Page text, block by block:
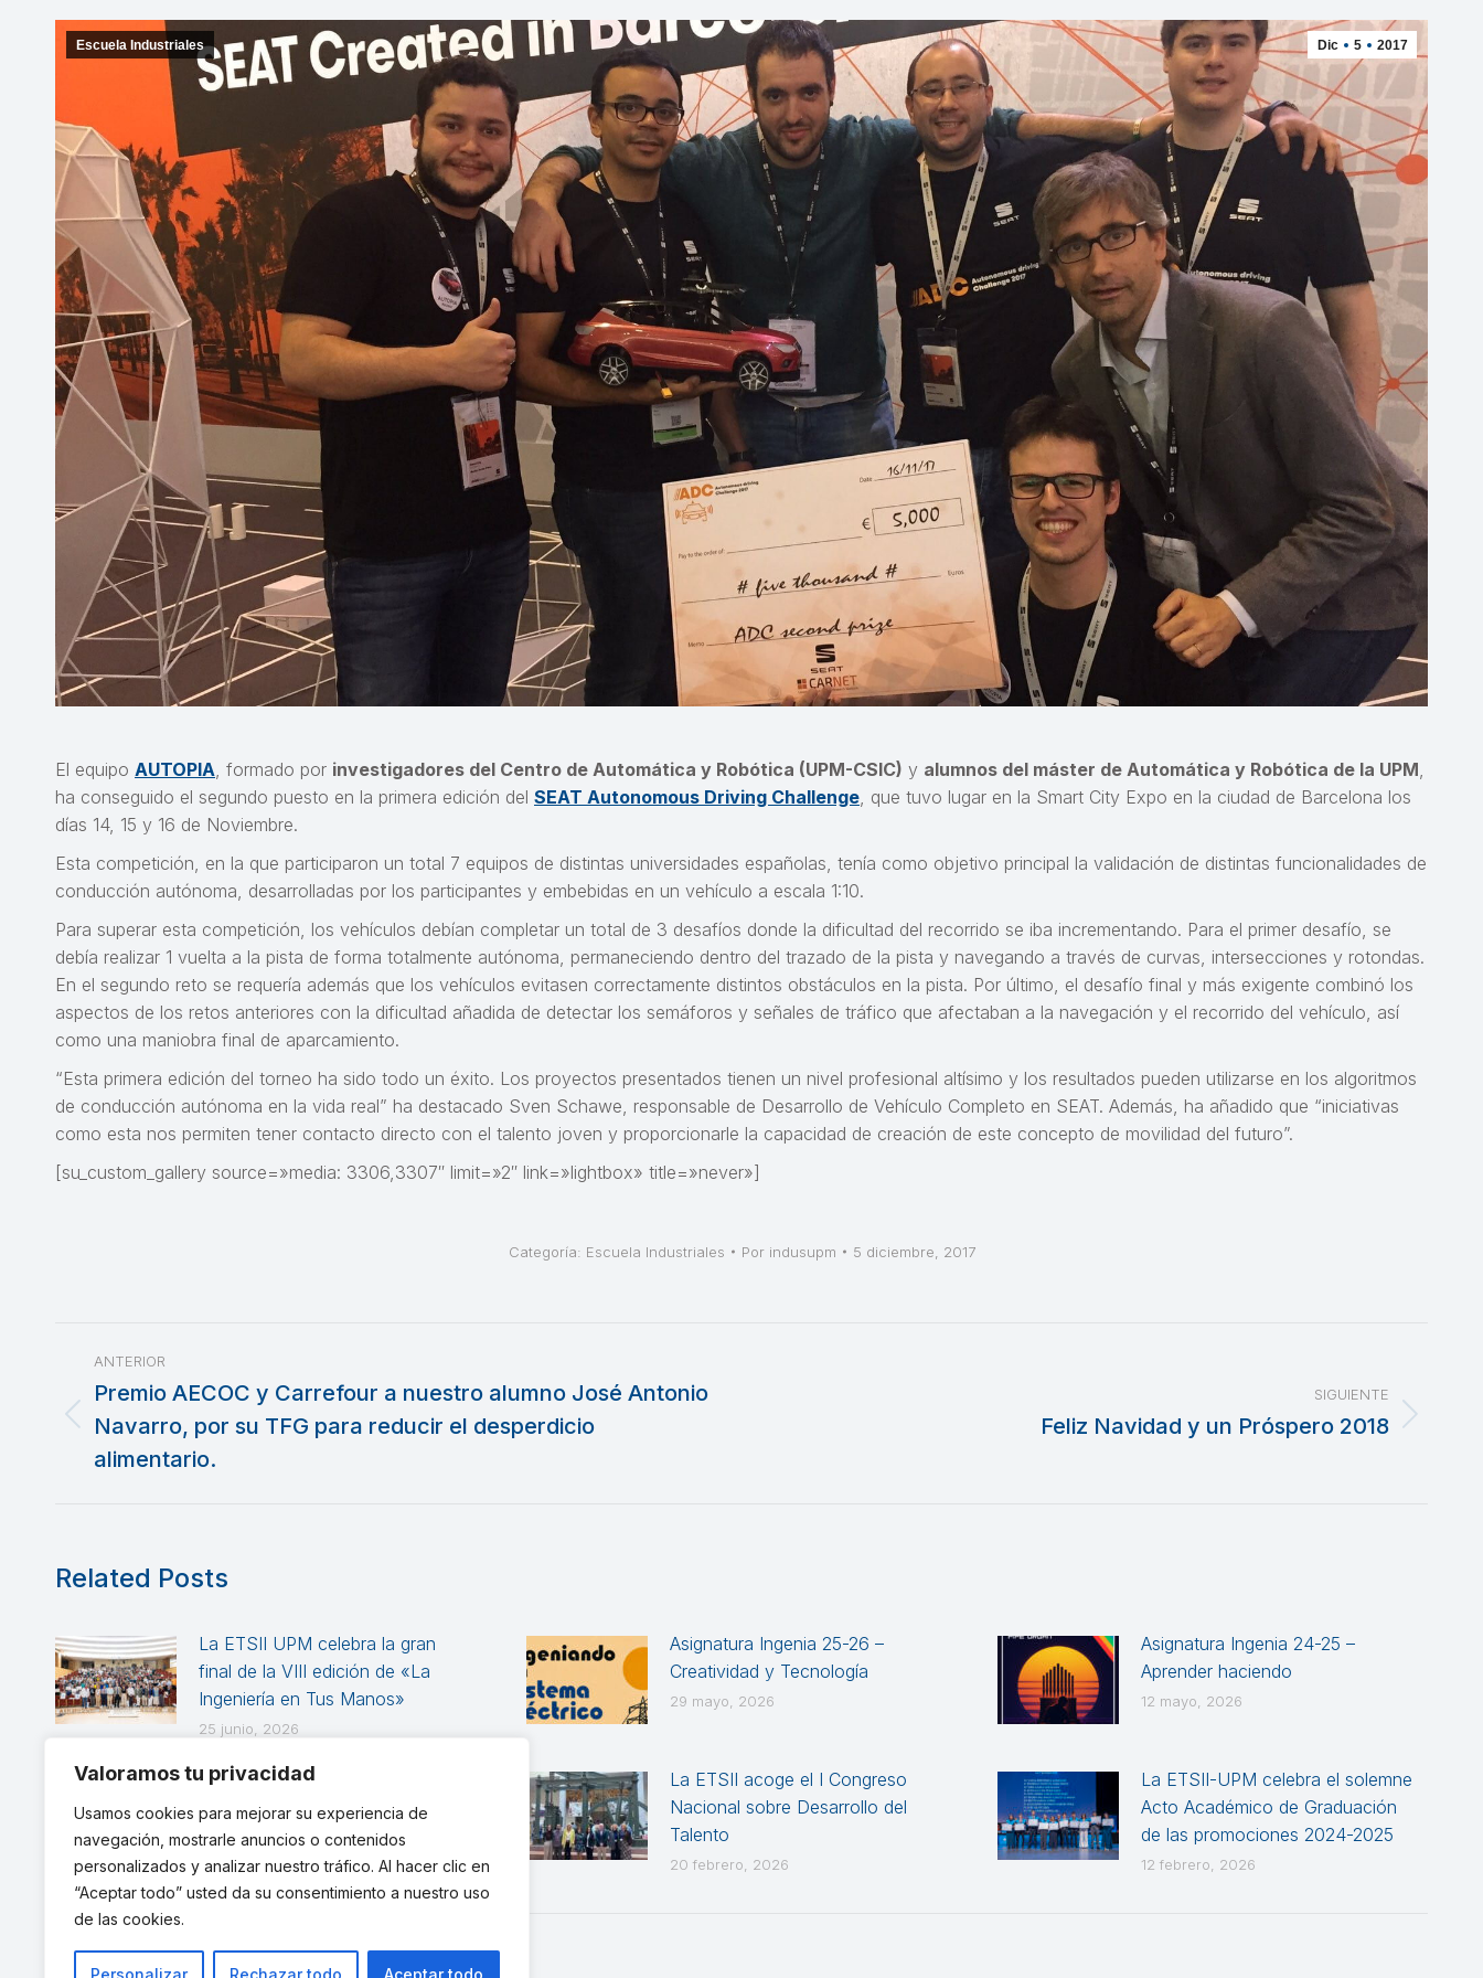
Valoramos tu privacidad
Usamos cookies para mejorar su experiencia de
navegación, mostrarle anuncios o contenidos
personalizados y analizar nuestro tráfico. Al hacer clic en
“Aceptar todo” usted da su consentimiento a nuestro uso
de las cookies.
Personalizar Rechazar todo Aceptar todo
Dic 5 2017
Escuela Industriales
El equipo AUTOPIA, formado por investigadores del Centro de Automática y Robótica (UPM-CSIC) y alumnos del máster de Automática y Robótica de la UPM,
ha conseguido el segundo puesto en la primera edición del SEAT Autonomous Driving Challenge, que tuvo lugar en la Smart City Expo en la ciudad de Barcelona los
días 14, 15 y 16 de Noviembre.
Esta competición, en la que participaron un total 7 equipos de distintas universidades españolas, tenía como objetivo principal la validación de distintas funcionalidades de
conducción autónoma, desarrolladas por los participantes y embebidas en un vehículo a escala 1:10.
Para superar esta competición, los vehículos debían completar un total de 3 desafíos donde la dificultad del recorrido se iba incrementando. Para el primer desafío, se
debía realizar 1 vuelta a la pista de forma totalmente autónoma, permaneciendo dentro del trazado de la pista y navegando a través de curvas, intersecciones y rotondas.
En el segundo reto se requería además que los vehículos evitasen correctamente distintos obstáculos en la pista. Por último, el desafío final y más exigente combinó los
aspectos de los retos anteriores con la dificultad añadida de detectar los semáforos y señales de tráfico que afectaban a la navegación y el recorrido del vehículo, así
como una maniobra final de aparcamiento.
“Esta primera edición del torneo ha sido todo un éxito. Los proyectos presentados tienen un nivel profesional altísimo y los resultados pueden utilizarse en los algoritmos
de conducción autónoma en la vida real” ha destacado Sven Schawe, responsable de Desarrollo de Vehículo Completo en SEAT. Además, ha añadido que “iniciativas
como esta nos permiten tener contacto directo con el talento joven y proporcionarle la capacidad de creación de este concepto de movilidad del futuro”.
[su_custom_gallery source=»media: 3306,3307″ limit=»2″ link=»lightbox» title=»never»]
Categoría: Escuela Industriales Por indusupm 5 diciembre, 2017
Navegación
entre
publicaciones
ANTERIOR
Publicación
anterior:
Premio AECOC y Carrefour a nuestro alumno José Antonio
Navarro, por su TFG para reducir el desperdicio
alimentario.
SIGUIENTE
Feliz Navidad y un Próspero 2018
Related Posts
La ETSII UPM celebra la gran
final de la VIII edición de «La
Ingeniería en Tus Manos»
25 junio, 2026
Asignatura Ingenia 25-26 –
Creatividad y Tecnología
29 mayo, 2026
Asignatura Ingenia 24-25 –
Aprender haciendo
12 mayo, 2026
Talgo Day en la ETSII: del
aprendizaje práctico a la
innovación ferroviaria
3 marzo, 2026
La ETSII acoge el I Congreso
Nacional sobre Desarrollo del
Talento
20 febrero, 2026
La ETSII-UPM celebra el solemne
Acto Académico de Graduación
de las promociones 2024-2025
12 febrero, 2026